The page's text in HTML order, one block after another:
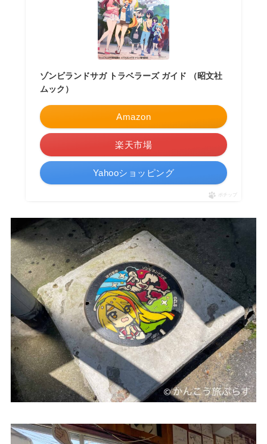
ゾンビランドサガ トラベラーズ ガイド （昭文社
ムック）
Amazon
楽天市場
Yahooショッピング
ポチップ